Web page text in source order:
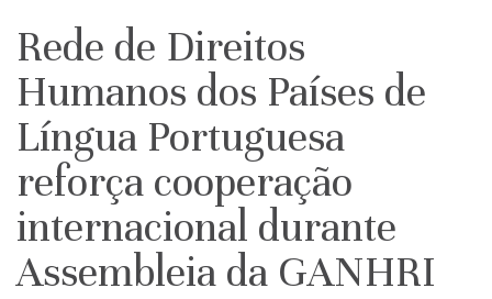
PT
Rede de Direitos
Humanos dos Países de
Língua Portuguesa
reforça cooperação
internacional durante
Assembleia da GANHRI